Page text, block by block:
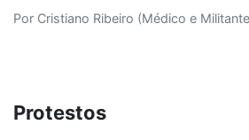
Por Cristiano Ribeiro (Médico e
Protestos